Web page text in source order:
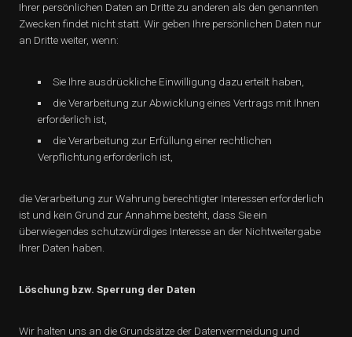
Ihrer persönlichen Daten an Dritte zu anderen als den genannten
Zwecken findet nicht statt. Wir geben Ihre persönlichen Daten nur
an Dritte weiter, wenn:
Sie Ihre ausdrückliche Einwilligung dazu erteilt haben,
die Verarbeitung zur Abwicklung eines Vertrags mit Ihnen
erforderlich ist,
die Verarbeitung zur Erfüllung einer rechtlichen
Verpflichtung erforderlich ist,
die Verarbeitung zur Wahrung berechtigter Interessen erforderlich
ist und kein Grund zur Annahme besteht, dass Sie ein
überwiegendes schutzwürdiges Interesse an der Nichtweitergabe
Ihrer Daten haben.
Löschung bzw. Sperrung der Daten
Wir halten uns an die Grundsätze der Datenvermeidung und